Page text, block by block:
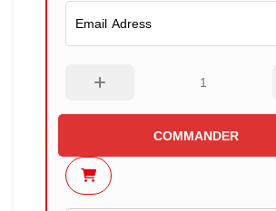
COMMANDER